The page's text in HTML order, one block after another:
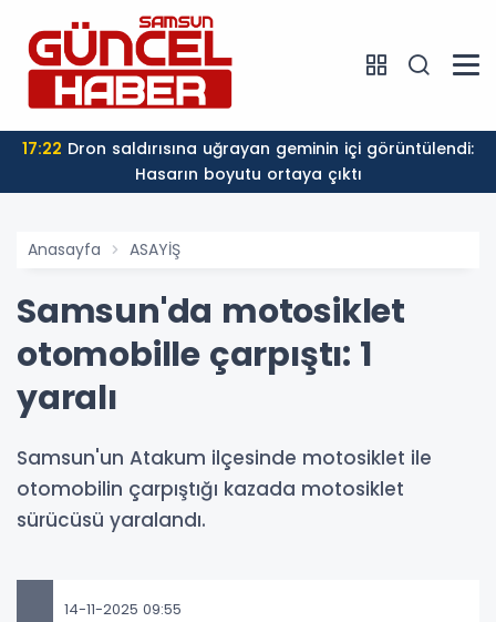
17:22
Hasarın boyutu ortaya çıktı
Anasayfa ASAYİŞ
Samsun'da motosiklet
otomobille çarpıştı: 1
yaralı
Samsun'un Atakum ilçesinde motosiklet ile
otomobilin çarpıştığı kazada motosiklet
sürücüsü yaralandı.
14-11-2025 09:55